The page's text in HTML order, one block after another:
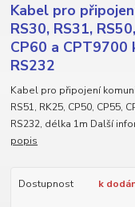
Kabel pro
RS30, RS31,
CP60 a CPT9700
RS232
Kabel pro připojení
RS51, RK25, CP50, CP55,
RS232, délka 1m Další
popis
Dostupnost k